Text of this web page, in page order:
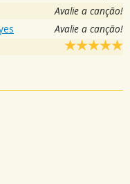
Avalie a canção!
Avalie a canção!